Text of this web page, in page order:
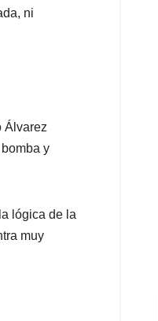
ni
Álvarez
y
lógica de la
muy